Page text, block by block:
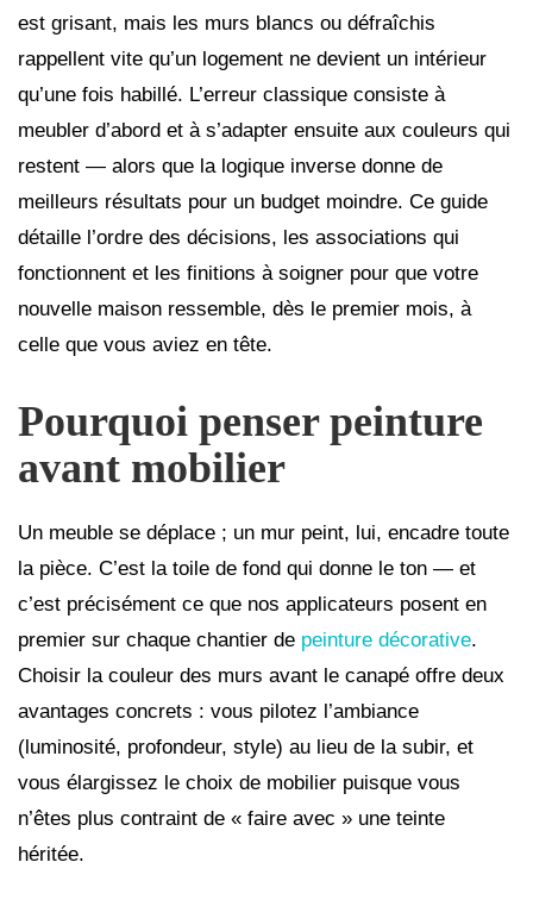
est grisant, mais les murs blancs ou défraîchis
rappellent vite qu’un logement ne devient un intérieur
qu’une fois habillé. L’erreur classique consiste à
meubler d’abord et à s’adapter ensuite aux couleurs qui
restent — alors que la logique inverse donne de
meilleurs résultats pour un budget moindre. Ce guide
détaille l’ordre des décisions, les associations qui
fonctionnent et les finitions à soigner pour que votre
nouvelle maison ressemble, dès le premier mois, à
celle que vous aviez en tête.
Pourquoi penser peinture
avant mobilier
Un meuble se déplace ; un mur peint, lui, encadre toute
la pièce. C’est la toile de fond qui donne le ton — et
c’est précisément ce que nos applicateurs posent en
premier sur chaque chantier de peinture décorative.
Choisir la couleur des murs avant le canapé offre deux
avantages concrets : vous pilotez l’ambiance
(luminosité, profondeur, style) au lieu de la subir, et
vous élargissez le choix de mobilier puisque vous
n’êtes plus contraint de « faire avec » une teinte
héritée.